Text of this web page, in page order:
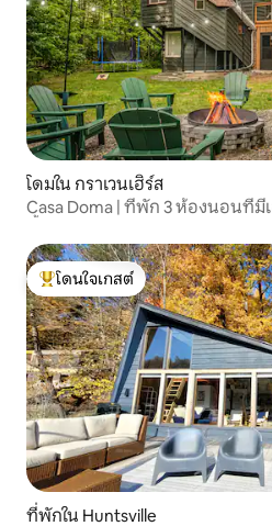
โดมใน กราเวนเฮิร์ส
Casa Doma | ที่พัก 3 ห้องนอนที่มี
โดนใจเกสต์ที่สุด
โดนใจเกสต์
ที่พักใน Huntsville